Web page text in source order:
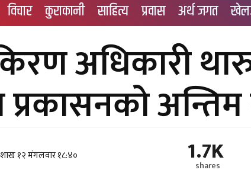
विचार कुराकानी साहित्य प्रवास अर्थ जगत
अधिकारी
प्रकासनको अन्तिम
१२ मंगलवार १८:४० 1.7K
shares